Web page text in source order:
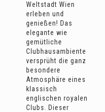
Weltstadt Wien
erleben und
genießen! Das
elegante wie
gemütliche
Clubhausambiente
versprüht die ganz
besondere
Atmosphäre eines
klassisch
englischen royalen
Clubs. Dieser